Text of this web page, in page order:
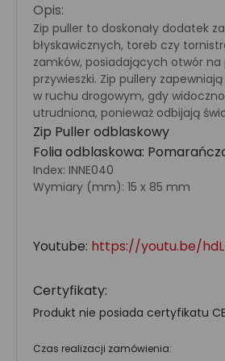
Opis:
Zip puller to doskonały dodatek
błyskawicznych, toreb czy
zamków, posiadających otwór na
przywieszki. Zip pullery
w ruchu drogowym, gdy
utrudniona, ponieważ odbijają
Zip Puller odblaskowy
Folia odblaskowa:
Index: INNE040
Wymiary (mm): 15 x 85 mm
Youtube: https://youtu.be/
Certyfikaty:
Produkt nie posiada certyfikatu CE
Czas realizacji zamówienia: